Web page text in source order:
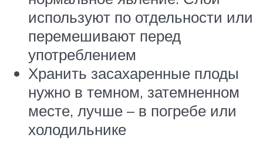
используют по отдельности или
перемешивают перед
употреблением
Хранить засахаренные плоды
нужно в темном, затемненном
месте, лучше – в погребе или
холодильнике